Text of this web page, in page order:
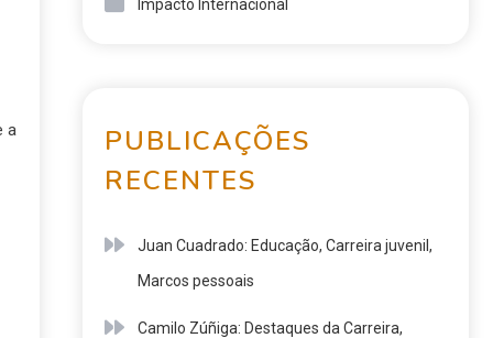
a
Impacto Internacional
PUBLICAÇÕES
RECENTES
Juan Cuadrado: Educação, Carreira juvenil,
Marcos pessoais
Camilo Zúñiga: Destaques da Carreira,